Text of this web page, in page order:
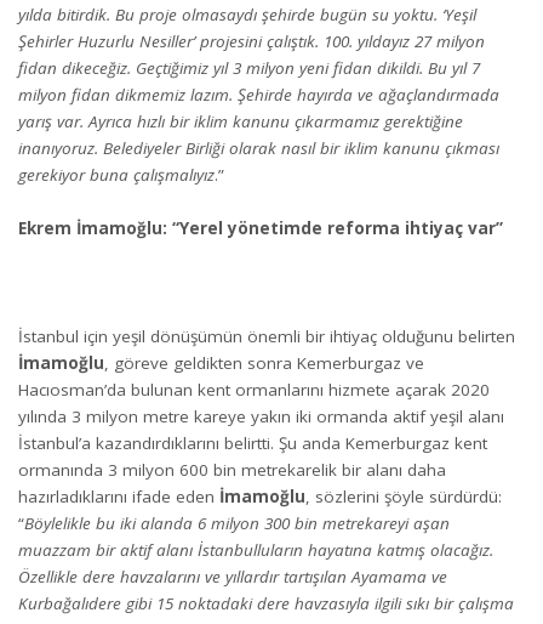
yılda bitirdik. Bu proje olmasaydı şehirde bugün su yoktu. ‘Yeşil
Şehirler Huzurlu Nesiller’ projesini çalıştık. 100. yıldayız 27 milyon
fidan dikeceğiz. Geçtiğimiz yıl 3 milyon yeni fidan dikildi. Bu yıl 7
milyon fidan dikmemiz lazım. Şehirde hayırda ve ağaçlandırmada
yarış var. Ayrıca hızlı bir iklim kanunu çıkarmamız gerektiğine
inanıyoruz. Belediyeler Birliği olarak nasıl bir iklim kanunu çıkması
gerekiyor buna çalışmalıyız.”
Ekrem İmamoğlu: “Yerel yönetimde reforma ihtiyaç var”
İstanbul için yeşil dönüşümün önemli bir ihtiyaç olduğunu belirten
İmamoğlu, göreve geldikten sonra Kemerburgaz ve
Hacıosman’da bulunan kent ormanlarını hizmete açarak 2020
yılında 3 milyon metre kareye yakın iki ormanda aktif yeşil alanı
İstanbul’a kazandırdıklarını belirtti. Şu anda Kemerburgaz kent
ormanında 3 milyon 600 bin metrekarelik bir alanı daha
hazırladıklarını ifade eden İmamoğlu, sözlerini şöyle sürdürdü:
“Böylelikle bu iki alanda 6 milyon 300 bin metrekareyi aşan
muazzam bir aktif alanı İstanbulluların hayatına katmış olacağız.
Özellikle dere havzalarını ve yıllardır tartışılan Ayamama ve
Kurbağalıdere gibi 15 noktadaki dere havzasıyla ilgili sıkı bir çalışma